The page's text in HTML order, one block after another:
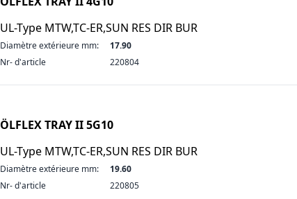
UL-Type MTW,TC-ER,SUN RES DIR BUR
Diamètre extérieure mm:
17.90
Nr- d'article
220804
ÖLFLEX TRAY II 5G10
UL-Type MTW,TC-ER,SUN RES DIR BUR
Diamètre extérieure mm:
19.60
Nr- d'article
220805